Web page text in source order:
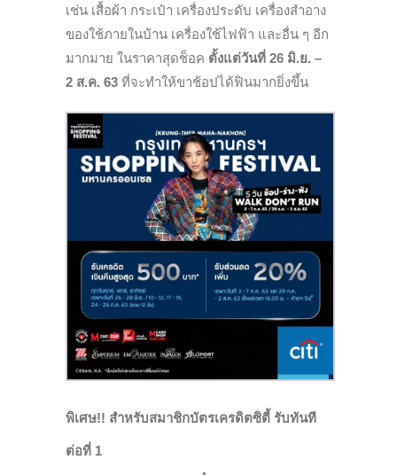
เช่น เสื้อผ้า กระเป๋า เครื่องประดับ เครื่องสำอาง
ของใช้ภายในบ้าน เครื่องใช้ไฟฟ้า และอื่น ๆ อีก
มากมาย ในราคาสุดช็อค ตั้งแต่วันที่ 26 มิ.ย. –
2 ส.ค. 63 ที่จะทำให้ขาช้อปได้ฟินมากยิ่งขึ้น
พิเศษ!! สำหรับสมาชิกบัตรเครดิตซิตี้ รับทันที
ต่อที่ 1